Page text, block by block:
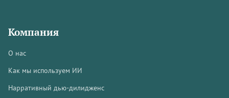
Компания
О нас
Как мы используем ИИ
Нарративный дью-дилидженс